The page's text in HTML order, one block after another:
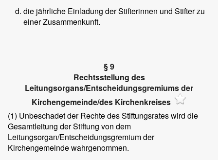
die jährliche Einladung der Stifterinnen und Stifter zu
einer Zusammenkunft.
§ 9
Rechtsstellung des
Leitungsorgans/Entscheidungsgremiums der
Kirchengemeinde/des Kirchenkreises
(1) Unbeschadet der Rechte des Stiftungsrates wird die
Gesamtleitung der Stiftung von dem
Leitungsorgan/Entscheidungsgremium der
Kirchengemeinde wahrgenommen.